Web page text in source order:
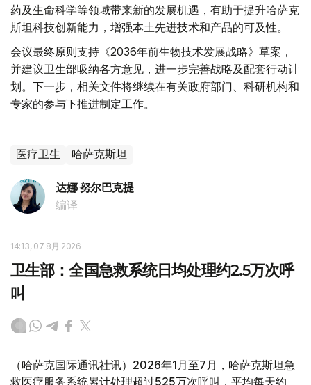
药及生命科学等领域带来新的发展机遇，有助于提升哈萨克
斯坦科技创新能力，增强本土先进技术和产品的可及性。
会议最终原则支持《2036年前生物技术发展战略》草案，
并建议卫生部吸纳各方意见，进一步完善战略及配套行动计
划。下一步，相关文件将继续在有关政府部门、科研机构和
专家的参与下推进制定工作。
医疗卫生 哈萨克斯坦
达娜 努尔巴克提
编译
14:13, 07 8月 2026
卫生部：全国急救系统日均处理约2.5万次呼
叫
（哈萨克国际通讯社讯）2026年1月至7月，哈萨克斯坦急
救医疗服务系统累计处理超过525万次呼叫，平均每天约